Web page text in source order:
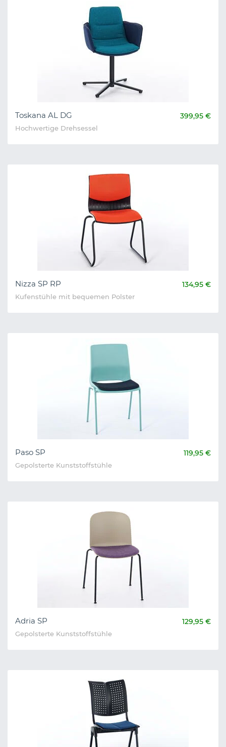
Toskana AL DG 399,95 €
Hochwertige Drehsessel
Nizza SP RP 134,95 €
Kufenstühle mit bequemen Polster
Paso SP 119,95 €
Gepolsterte Kunststoffstühle
Adria SP 129,95 €
Gepolsterte Kunststoffstühle